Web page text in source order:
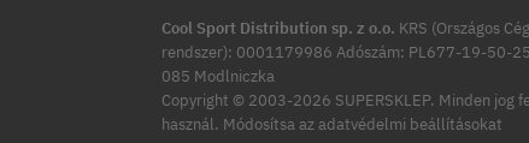
Cool Sport Distribution sp. z o.o. KRS (Országos
rendszer): 0001179986 Adószám: PL677-19-50-
085 Modlniczka
Copyright © 2003-2026 SUPERSKLEP. Minden jog
használ. Módosítsa az adatvédelmi beállításokat